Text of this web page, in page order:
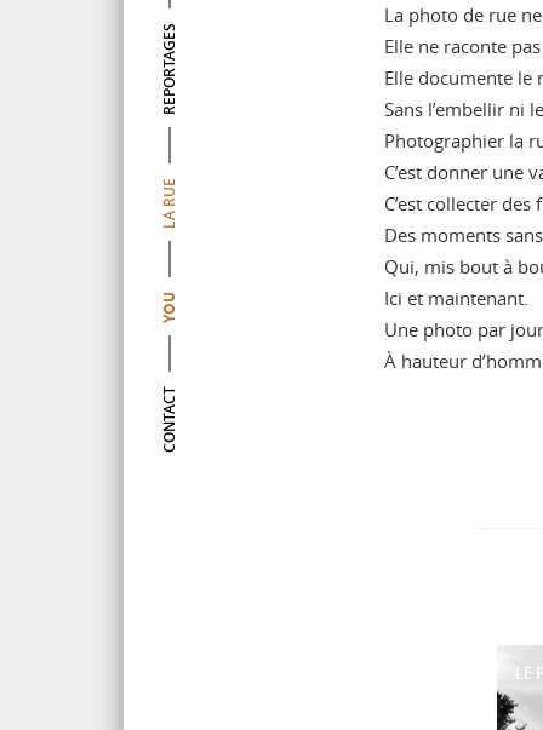
REPORTAGES
LA RUE
YOU
CONTACT
La photo de rue
Elle ne raconte
Elle documente le
Sans l’embellir ni
Photographier la
C’est donner une
C’est collecter
Des moments
Qui, mis bout à
Ici et maintenant.
Une photo par
À hauteur
LE